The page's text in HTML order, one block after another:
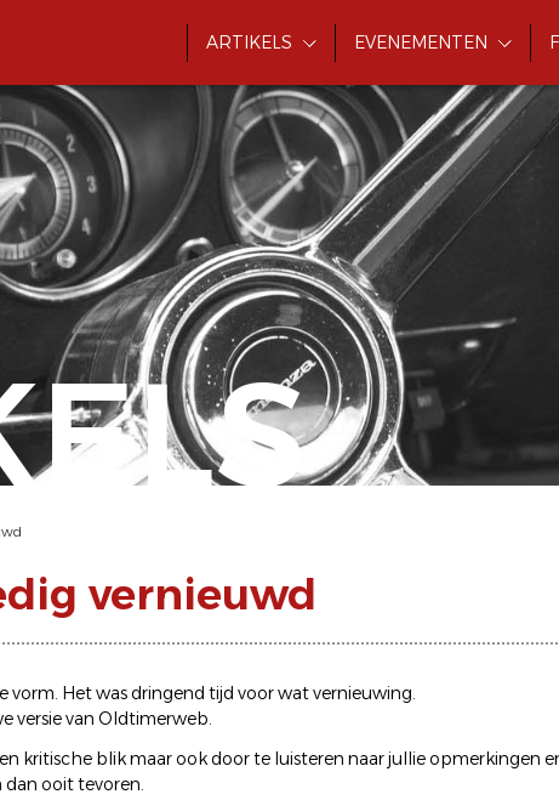
ARTIKELS EVENEMENTEN
vernieuwd
Het was dringend tijd voor wat vernieuwing.
versie van Oldtimerweb.
kritische blik maar ook door te luisteren naar jullie opmerkingen
ooit tevoren.